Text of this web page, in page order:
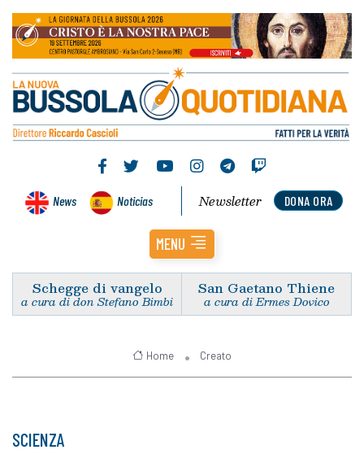
News Noticias DONA ORA
Newsletter
MENU
Schegge di vangelo
a cura di don Stefano Bimbi
San Gaetano Thiene
a cura di Ermes Dovico
Home Creato
SCIENZA